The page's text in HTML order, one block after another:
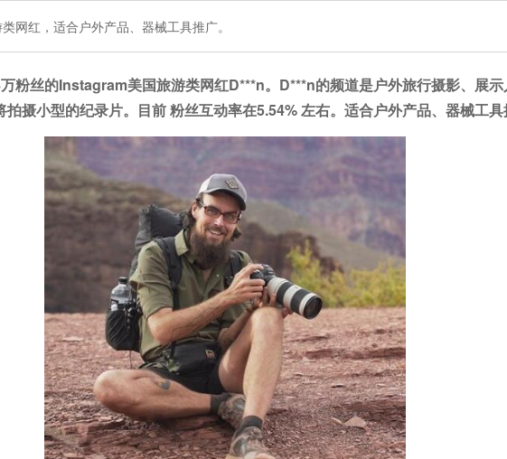
网红，适合户外产品、器械工具推广。
粉丝的Instagram美国旅游类网红D***n。 D***n的频道是户外旅行摄影、展
拍摄小型的纪录片。目前粉丝互动率在5.54%左右。 适合户外产品、器械工具